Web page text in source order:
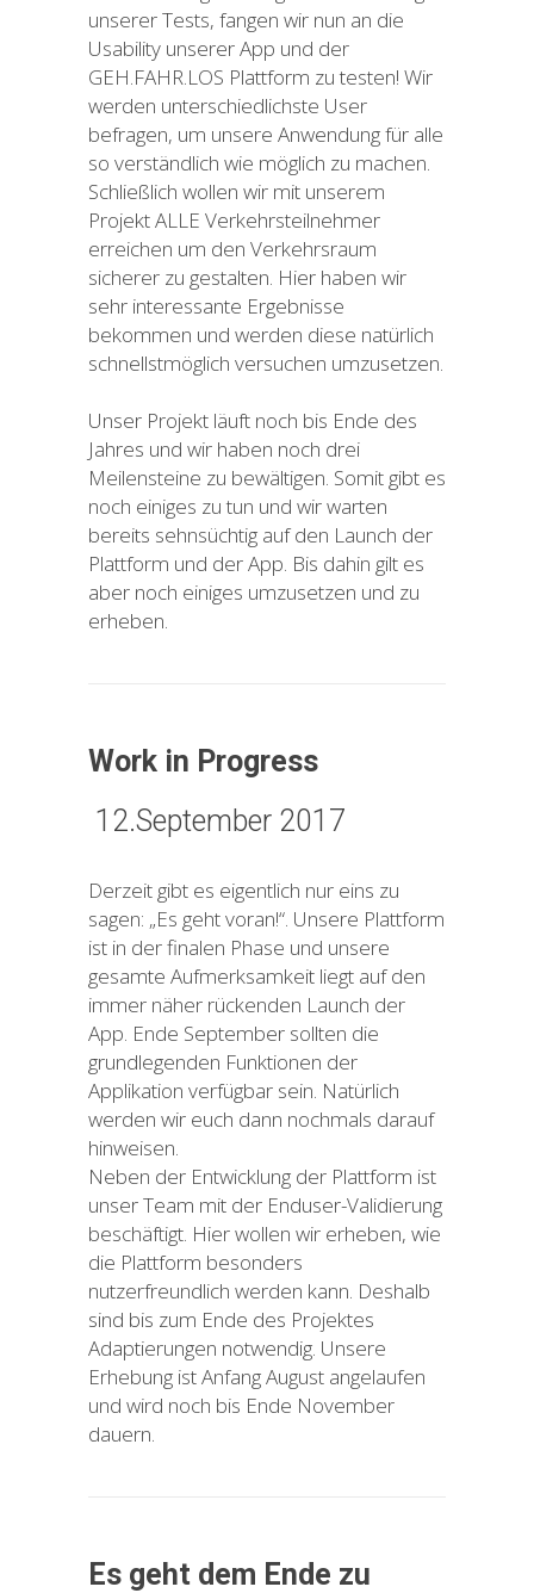
unserer Tests, fangen wir nun an die
Usability unserer App und der
GEH.FAHR.LOS Plattform zu testen! Wir
werden unterschiedlichste User
befragen, um unsere Anwendung für alle
so verständlich wie möglich zu machen.
Schließlich wollen wir mit unserem
Projekt ALLE Verkehrsteilnehmer
erreichen um den Verkehrsraum
sicherer zu gestalten. Hier haben wir
sehr interessante Ergebnisse
bekommen und werden diese natürlich
schnellstmöglich versuchen umzusetzen.
Unser Projekt läuft noch bis Ende des
Jahres und wir haben noch drei
Meilensteine zu bewältigen. Somit gibt es
noch einiges zu tun und wir warten
bereits sehnsüchtig auf den Launch der
Plattform und der App. Bis dahin gilt es
aber noch einiges umzusetzen und zu
erheben.
Work in Progress
12.September 2017
Derzeit gibt es eigentlich nur eins zu
sagen: „Es geht voran!“. Unsere Plattform
ist in der finalen Phase und unsere
gesamte Aufmerksamkeit liegt auf den
immer näher rückenden Launch der
App. Ende September sollten die
grundlegenden Funktionen der
Applikation verfügbar sein. Natürlich
werden wir euch dann nochmals darauf
hinweisen.
Neben der Entwicklung der Plattform ist
unser Team mit der Enduser-Validierung
beschäftigt. Hier wollen wir erheben, wie
die Plattform besonders
nutzerfreundlich werden kann. Deshalb
sind bis zum Ende des Projektes
Adaptierungen notwendig. Unsere
Erhebung ist Anfang August angelaufen
und wird noch bis Ende November
dauern.
Es geht dem Ende zu